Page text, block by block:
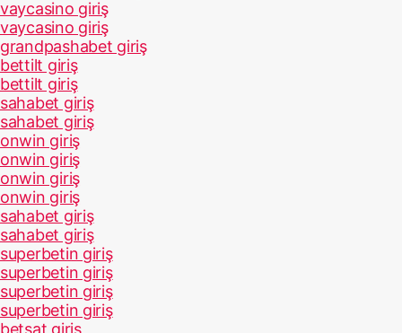
vaycasino giriş
vaycasino giriş
grandpashabet giriş
bettilt giriş
bettilt giriş
sahabet giriş
sahabet giriş
onwin giriş
onwin giriş
onwin giriş
onwin giriş
sahabet giriş
sahabet giriş
superbetin giriş
superbetin giriş
superbetin giriş
superbetin giriş
betsat giriş